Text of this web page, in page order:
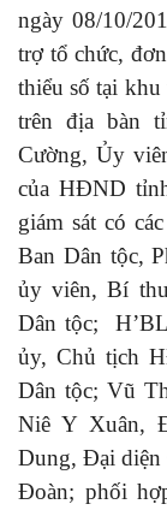
ngày 08/10/
trợ tổ chức,
thiểu số tại
trên địa bàn
Cường, Ủy
của HĐND
giám sát có
Ban Dân tộc,
ủy viên, Bí
Dân tộc;
ủy, Chủ tịch
Dân tộc; Vũ
Niê Y Xuân,
Dung, Đại diện
Đoàn; phối